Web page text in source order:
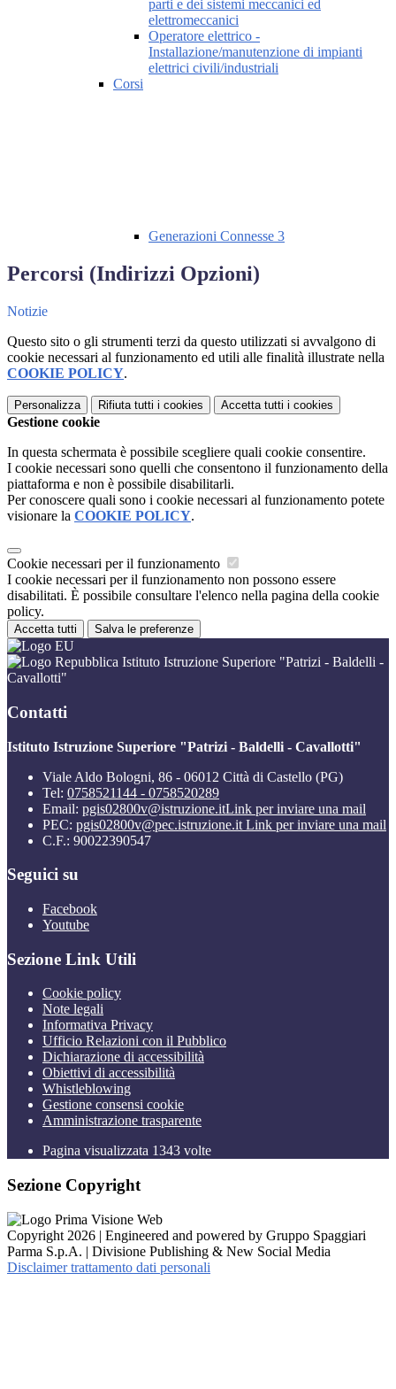
parti e dei sistemi meccanici ed
elettromeccanici
Operatore elettrico -
Installazione/manutenzione di impianti
elettrici civili/industriali
Corsi
Generazioni Connesse 3
Percorsi (Indirizzi Opzioni)
Notizie
Questo sito o gli strumenti terzi da questo utilizzati si avvalgono di
cookie necessari al funzionamento ed utili alle finalità illustrate nella
COOKIE POLICY.
Personalizza Rifiuta tutti i cookies Accetta tutti i cookies
Gestione cookie
In questa schermata è possibile scegliere quali cookie consentire.
I cookie necessari sono quelli che consentono il funzionamento della
piattaforma e non è possibile disabilitarli.
Per conoscere quali sono i cookie necessari al funzionamento potete
visionare la COOKIE POLICY.
Cookie necessari per il funzionamento
I cookie necessari per il funzionamento non possono essere
disabilitati. È possibile consultare l'elenco nella pagina della cookie
policy.
Accetta tutti Salva le preferenze
Istituto Istruzione Superiore "Patrizi - Baldelli -
Cavallotti"
Contatti
Istituto Istruzione Superiore "Patrizi - Baldelli - Cavallotti"
Viale Aldo Bologni, 86 - 06012 Città di Castello (PG)
Tel: 0758521144 - 0758520289
Email: pgis02800v@istruzione.itLink per inviare una mail
PEC: pgis02800v@pec.istruzione.it Link per inviare una mail
C.F.: 90022390547
Seguici su
Facebook
Youtube
Sezione Link Utili
Cookie policy
Note legali
Informativa Privacy
Ufficio Relazioni con il Pubblico
Dichiarazione di accessibilità
Obiettivi di accessibilità
Whistleblowing
Gestione consensi cookie
Amministrazione trasparente
Pagina visualizzata 1343 volte
Sezione Copyright
Copyright 2026 | Engineered and powered by Gruppo Spaggiari
Parma S.p.A. | Divisione Publishing & New Social Media
Disclaimer trattamento dati personali